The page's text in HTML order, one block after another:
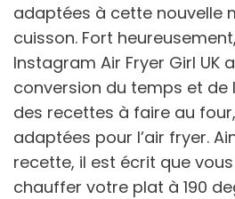
adaptées à cette nouvelle
cuisson. Fort
Instagram Air Fryer Girl UK
conversion du temps et
des recettes à faire au
adaptées pour l’air fryer.
recette, il est écrit que
chauffer votre plat à 190